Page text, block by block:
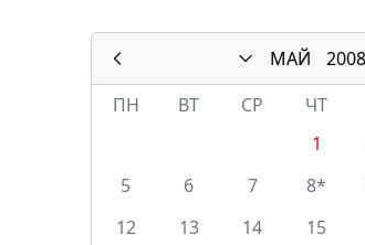
МАЙ
2008
ПН
ВТ СР ЧТ
1
5
6 7 8*
12
13 14 15